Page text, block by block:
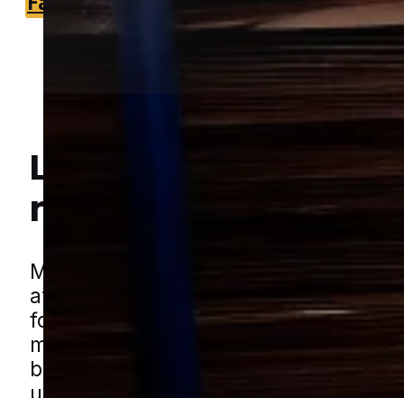
Lokal bekæmpelse
muldvarpe
i Als
Muldvarpe kan hurtigt gøre en pæn
at holde, fordi de skubber jord op i
forstyrrer græs, bede og stier.
mærkes ofte mest i områder med blød
beplantning og regelmæssig vanding,